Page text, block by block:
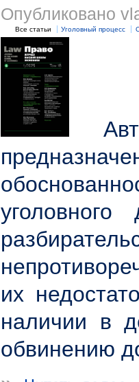
Опубликовано
Все статьи Уголовный процесс
их
наличии в
обвинению